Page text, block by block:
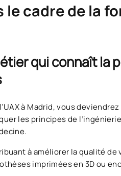
cadre de la
qui connaît la
à Madrid, vous
les principes de
à améliorer la qualité de
imprimées en 3D ou